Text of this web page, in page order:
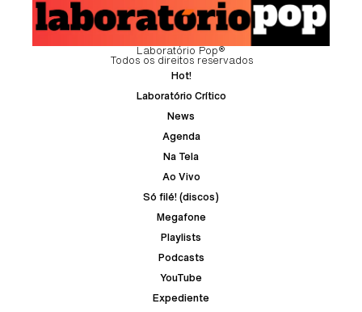
Laboratório Pop®
Todos os direitos reservados
Hot!
Laboratório Crítico
News
Agenda
Na Tela
Ao Vivo
Só filé! (discos)
Megafone
Playlists
Podcasts
YouTube
Expediente